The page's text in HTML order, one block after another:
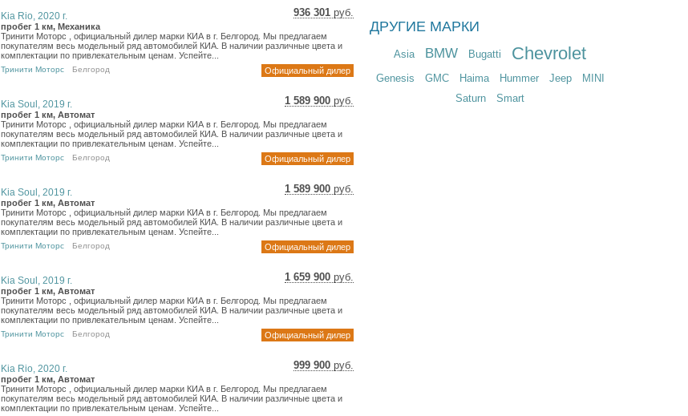
936 301 руб.
13 694 €
Kia Rio, 2020 г.
пробег 1 км, Механика
Тринити Моторс , официальный дилер марки КИА в г. Белгород. Мы предлагаем
покупателям весь модельный ряд автомобилей КИА. В наличии различные цвета и
комплектации по привлекательным ценам. Успейте...
Тринити Моторс Белгород Официальный дилер
1 589 900 руб.
23 254 €
Kia Soul, 2019 г.
пробег 1 км, Автомат
Тринити Моторс , официальный дилер марки КИА в г. Белгород. Мы предлагаем
покупателям весь модельный ряд автомобилей КИА. В наличии различные цвета и
комплектации по привлекательным ценам. Успейте...
Тринити Моторс Белгород Официальный дилер
1 589 900 руб.
23 254 €
Kia Soul, 2019 г.
пробег 1 км, Автомат
Тринити Моторс , официальный дилер марки КИА в г. Белгород. Мы предлагаем
покупателям весь модельный ряд автомобилей КИА. В наличии различные цвета и
комплектации по привлекательным ценам. Успейте...
Тринити Моторс Белгород Официальный дилер
1 659 900 руб.
24 278 €
Kia Soul, 2019 г.
пробег 1 км, Автомат
Тринити Моторс , официальный дилер марки КИА в г. Белгород. Мы предлагаем
покупателям весь модельный ряд автомобилей КИА. В наличии различные цвета и
комплектации по привлекательным ценам. Успейте...
Тринити Моторс Белгород Официальный дилер
999 900 руб.
14 625 €
Kia Rio, 2020 г.
пробег 1 км, Автомат
Тринити Моторс , официальный дилер марки КИА в г. Белгород. Мы предлагаем
покупателям весь модельный ряд автомобилей КИА. В наличии различные цвета и
комплектации по привлекательным ценам. Успейте...
ДРУГИЕ МАРКИ
Asia BMW Bugatti Chevrolet
Genesis GMC Haima Hummer Jeep
MINI
Saturn
Smart